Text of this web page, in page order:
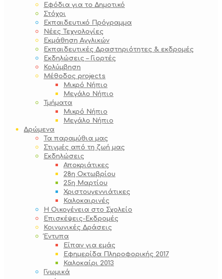
Εφόδια για το Δημοτικό
Στόχοι
Εκπαιδευτικό Πρόγραμμα
Νέες Τεχνολογίες
Εκμάθηση Αγγλικών
Εκπαιδευτικές Δραστηριότητες & εκδρομές
Εκδηλώσεις – Γιορτές
Κολύμβηση
Μέθοδος projects
Μικρό Νήπιο
Μεγάλο Νήπιο
Τμήματα
Μικρό Νήπιο
Μεγάλο Νήπιο
Δρώμενα
Τα παραμύθια μας
Στιγμές από τη ζωή μας
Εκδηλώσεις
Αποκριάτικες
28η Οκτωβρίου
25η Μαρτίου
Χριστουγεννιάτικες
Καλοκαιρινές
Η Οικογένεια στο Σχολείο
Επισκέψεις-Εκδρομές
Κοινωνικές Δράσεις
Έντυπα
Είπαν για εμάς
Εφημερίδα Πληροφορικής 2017
Καλοκαίρι 2013
Γνωμικά